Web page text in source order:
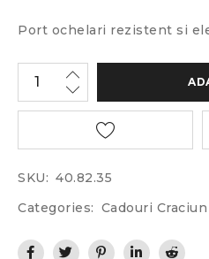
Port ochelari rezistent si
SKU: 40.82.35
Categories: Cadouri Craciun